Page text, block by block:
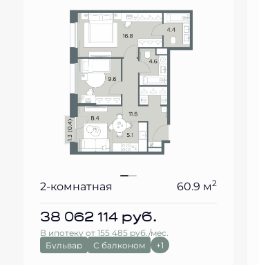
2-комнатная 60.9 м2
38 062 114 руб.
В ипотеку от 155 485 руб./мес.
Бульвар
С балконом +1